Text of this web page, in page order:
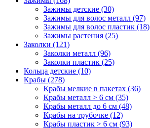
Зажимы детские (30)
Зажимы для волос металл (97)
Зажимы для волос пластик (18)
Зажимы растения (25)
Заколки (121)
Заколки металл (96)
Заколки пластик (25)
Кольца детские (10)
Крабы (278)
Крабы мелкие в пакетах (36)
Крабы металл > 6 см (35)
Крабы металл до 6 см (48)
Крабы на трубочке (12)
Крабы пластик > 6 см (93)